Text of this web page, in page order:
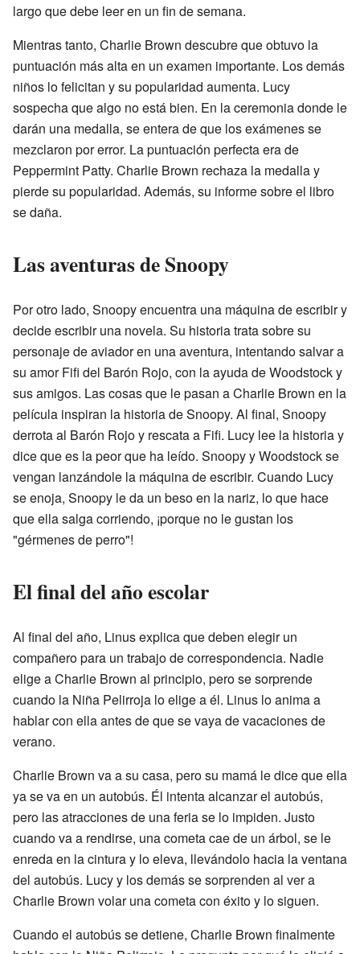
largo que debe leer en un fin de semana.
Mientras tanto, Charlie Brown descubre que obtuvo la
puntuación más alta en un examen importante. Los demás
niños lo felicitan y su popularidad aumenta. Lucy
sospecha que algo no está bien. En la ceremonia donde le
darán una medalla, se entera de que los exámenes se
mezclaron por error. La puntuación perfecta era de
Peppermint Patty. Charlie Brown rechaza la medalla y
pierde su popularidad. Además, su informe sobre el libro
se daña.
Las aventuras de Snoopy
Por otro lado, Snoopy encuentra una máquina de escribir y
decide escribir una novela. Su historia trata sobre su
personaje de aviador en una aventura, intentando salvar a
su amor Fifi del Barón Rojo, con la ayuda de Woodstock y
sus amigos. Las cosas que le pasan a Charlie Brown en la
película inspiran la historia de Snoopy. Al final, Snoopy
derrota al Barón Rojo y rescata a Fifi. Lucy lee la historia y
dice que es la peor que ha leído. Snoopy y Woodstock se
vengan lanzándole la máquina de escribir. Cuando Lucy
se enoja, Snoopy le da un beso en la nariz, lo que hace
que ella salga corriendo, ¡porque no le gustan los
"gérmenes de perro"!
El final del año escolar
Al final del año, Linus explica que deben elegir un
compañero para un trabajo de correspondencia. Nadie
elige a Charlie Brown al principio, pero se sorprende
cuando la Niña Pelirroja lo elige a él. Linus lo anima a
hablar con ella antes de que se vaya de vacaciones de
verano.
Charlie Brown va a su casa, pero su mamá le dice que ella
ya se va en un autobús. Él intenta alcanzar el autobús,
pero las atracciones de una feria se lo impiden. Justo
cuando va a rendirse, una cometa cae de un árbol, se le
enreda en la cintura y lo eleva, llevándolo hacia la ventana
del autobús. Lucy y los demás se sorprenden al ver a
Charlie Brown volar una cometa con éxito y lo siguen.
Cuando el autobús se detiene, Charlie Brown finalmente